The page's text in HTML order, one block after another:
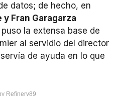
datos; de hecho, en
y Fran Garagarza
la extensa base de
al servidio del director
de ayuda en lo que
Refinery89